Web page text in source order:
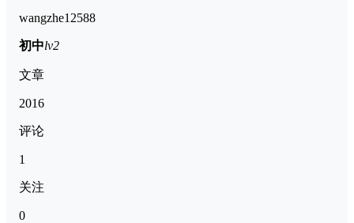
wangzhe12588
初中lv2
文章
2016
评论
1
关注
0